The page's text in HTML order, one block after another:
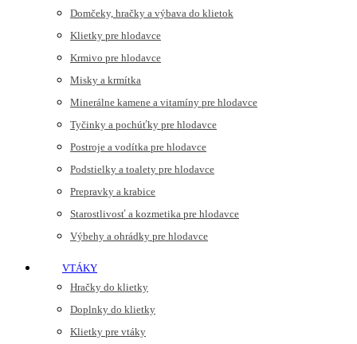
Domčeky, hračky a výbava do klietok
Klietky pre hlodavce
Krmivo pre hlodavce
Misky a krmítka
Minerálne kamene a vitamíny pre hlodavce
Tyčinky a pochúťky pre hlodavce
Postroje a vodítka pre hlodavce
Podstielky a toalety pre hlodavce
Prepravky a krabice
Starostlivosť a kozmetika pre hlodavce
Výbehy a ohrádky pre hlodavce
VTÁKY
Hračky do klietky
Doplnky do klietky
Klietky pre vtáky